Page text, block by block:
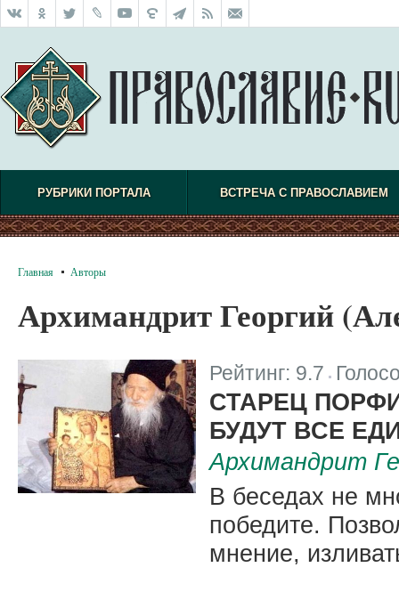
РУБРИКИ ПОРТАЛА ВСТРЕЧА С ПРАВОСЛАВИЕМ
Главная Авторы
Архимандрит Георгий
Рейтинг: 9.7
СТАРЕЦ
БУДУТ ВСЕ
Архимандрит
В беседах не
победите.
мнение,